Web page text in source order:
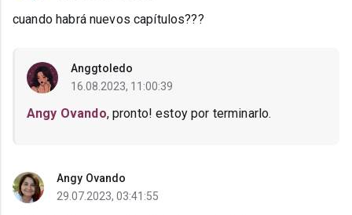
cuando habrá nuevos capítulos???
Anggtoledo
16.08.2023, 11:00:39
Angy Ovando, pronto! estoy por terminarlo.
Angy Ovando
29.07.2023, 03:41:55